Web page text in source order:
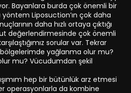
Bayanlara burda çok önemli bir
Liposuction’ın çok daha
daha hızlı ortaya çıktığı
değerlendirmesinde çok önemli
sorular var. Tekrar
bölgelerimde yağlanma olur mu?
mu? Vücudumdan şekil
hep bir bütünlük arz etmesi
operasyonlarla da kombine